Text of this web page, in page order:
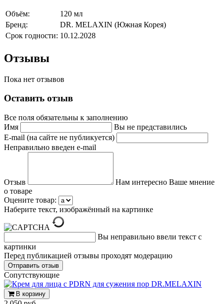
Объём:
120 мл
Бренд:
DR. MELAXIN (Южная Корея)
Срок годности: 10.12.2028
Отзывы
Пока нет отзывов
Оставить отзыв
Все поля обязательны к заполнению
Имя
Вы не представились
E-mail (на сайте не публикуется)
Неправильно введен e-mail
Отзыв
Нам интересно Ваше мнение
о товаре
Оцените товар:
Наберите текст, изображённый на картинке
Вы неправильно ввели текст с
картинки
Перед публикацией отзывы проходят модерацию
Cопутствующие
В корзину